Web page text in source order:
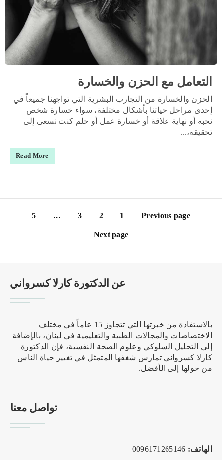
التعامل مع الحزن والخسارة
الحزن والخسارة من التجارب البشرية التي تواجهنا جميعاً في
إحدى مراحل حياتنا بأشكال مختلفة، سواء خسارة شخص
نحبه أو نهاية علاقة أو خسارة عمل أو حلم كنت تسعى إلى
تحقيقه،...
Read More
Previous page
1
2
3
…
5
Next page
عن الدكتورة كارلا كسرواني
بالاستفادة من خبرتها التي تتجاوز 15 عاماً في مختلف
الاختصاصات والمجالات الطبية والتعليمية في لبنان، بالإضافة
إلى التحليل السلوكي وعلوم الصحة النفسية، فإن الدكتورة
كارلا كسرواني تمارس شغفها المتمثل في تغيير حياة الناس
من حولها إلى الأفضل.
تواصل معنا
الهاتف: